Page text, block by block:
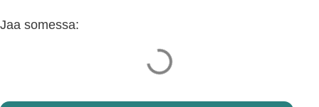
Jaa somessa: